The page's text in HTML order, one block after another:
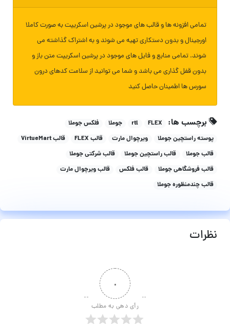
تمامی افزونه ها و قالب های موجود در پرشین اسکریپت به صورت کاملا
اورجینال و بدون دستکاری تهیه می شوند و به اشتراک گذاشته می
شوند. تمامی منابع و فایل های موجود در پرشین اسکریپت متن باز و
بدون قفل گذاری می باشد و شما می توانید از سلامت کدهای درون
سورس ها اطمینان حاصل کنید
برچسب ها: FLEX
rtl جوملا
فلکس جوملا
پوسته راستچین جوملا
ویرچوال مارت قالب FLEX
قالب VirtueMart
قالب جوملا
قالب راستچین جوملا
قالب شرکتی جوملا
قالب فروشگاهی جوملا
قالب فلکس
قالب ویرچوال مارت
قالب چندمنظوره جوملا
نظرات
۰
رأی دهی به مطلب